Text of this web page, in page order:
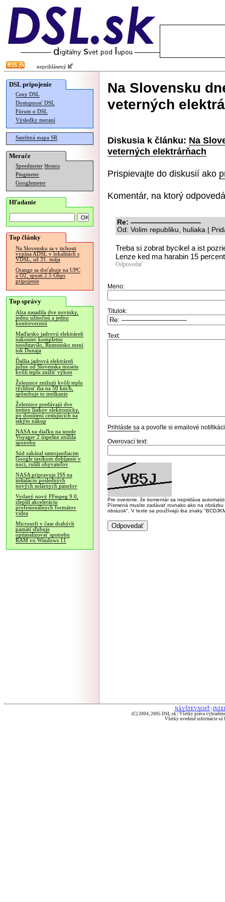
neprihlásený
DSL pripojenie
Ceny DSL
Dostupnosť DSL
Fórum o DSL
Výsledky meraní
Satelitná mapa SR
Merače
Speedmeter Merania
Pingmeter
Googlemeter
Hľadanie
Top články
Na Slovensku sa v tichosti
vypína ADSL v lokalitách s
VDSL, už 31. mája
Orange sa doťahuje na UPC
a O2, spustí 2.5 Gbps
pripojenie
Top správy
Alza nasadila dve novinky,
jednu užitočnú a jednu
kontroverznú
Maďarsko jadrovú elektráreň
nakoniec kompletne
neodstavilo, Rumunsko mení
tok Dunaja
Ďalšia jadrová elektráreň
južne od Slovenska musela
kvôli teplu znížiť výkon
Železnice znižujú kvôli teplu
rýchlosť iba na 50 km/h,
spôsobuje to meškanie
Železnice predávajú dve
tretiny lístkov elektronicky,
po donútení cestujúcich na
takýto nákup
NASA na diaľku na sonde
Voyager 2 úspešne znížila
spotrebu
Súd zakázal samojazdiacim
Google taxíkom dobíjanie v
noci, rušili obyvateľov
NASA pripravuje ISS na
inštaláciu posledných
nových solárnych panelov
Vydaný nový FFmpeg 9.0,
zlepšil akceleráciu
profesionálnych formátov
videa
Microsoft v čase drahých
pamätí sľubuje
optimalizovať spotrebu
RAM vo Windows 11
Na Slovensku
veterných
Diskusia k článku: Na
veterných elektrárňach
Prispievajte do diskusií ako
Komentár, na ktorý
Re: ——————————
Od: Volim republiku, huliaka |
Treba si zobrat bycikel a ist
Lenze ked ma harabin 15
Odpovedať
Meno:
Titulok:
Text:
Prihláste sa a povoľte si emailové
Overovací text:
Pre overenie, že komentár sa nepridáva
Písmená musíte zadávať rovnako ako na
obrázok". V texte sa používajú iba znaky
NÁVŠTEVNOSŤ
(C) 2004, 2005 DSL.sk | Všetky práva
Všetky uvedené informácie sú